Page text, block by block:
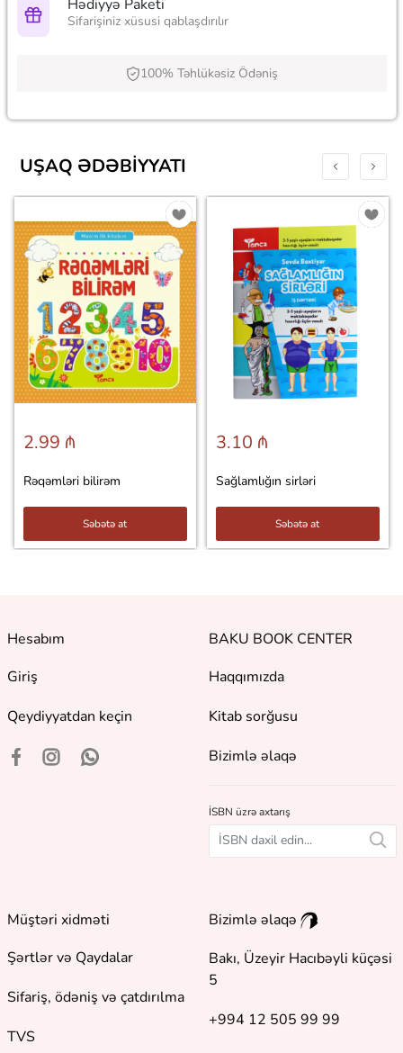
Hədiyyə Paketi
Sifarişiniz xüsusi qablaşdırılır
100% Təhlükəsiz Ödəniş
UŞAQ ƏDƏBIYYATI
2.99 ₼
Rəqəmləri bilirəm
Səbətə at
3.10 ₼
Sağlamlığın sirləri
Səbətə at
Hesabım
Giriş
Qeydiyyatdan keçin
BAKU BOOK CENTER
Haqqımızda
Kitab sorğusu
Bizimlə əlaqə
İSBN üzrə axtarış
Müştəri xidməti
Şərtlər və Qaydalar
Sifariş, ödəniş və çatdırılma
TVS
Bizimlə əlaqə
Bakı, Üzeyir Hacıbəyli küçəsi
5
+994 12 505 99 99